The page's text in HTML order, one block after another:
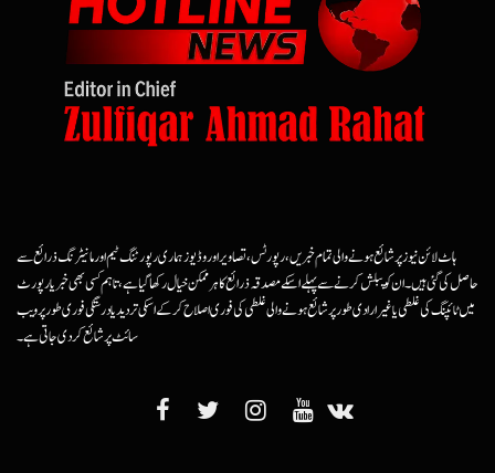
ہاٹ لائن نیوز پر شائع ہونے والی تمام خبریں، رپورٹس، تصاویر اور وڈیوز ہماری رپورٹنگ ٹیم اور مانیٹرنگ ذرائع سے
حاصل کی گئی ہیں۔ ان کو پبلش کرنے سے پہلے اسکے مصدقہ ذرائع کا ہرممکن خیال رکھا گیا ہے، تاہم کسی بھی خبر یا رپورٹ
میں ٹائپنگ کی غلطی یا غیرارادی طور پر شائع ہونے والی غلطی کی فوری اصلاح کرکے اسکی تردید یا درستگی فوری طور پر ویب
سائٹ پر شائع کردی جاتی ہے۔